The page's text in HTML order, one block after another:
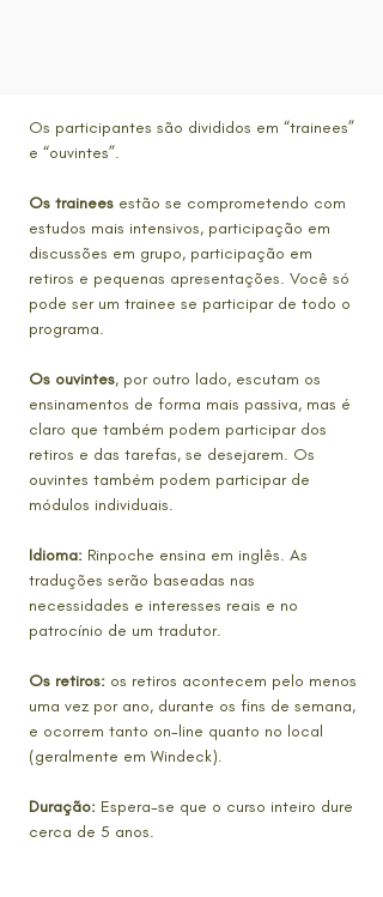
Os participantes são divididos em “trainees”
e “ouvintes”.
Os trainees estão se comprometendo com
estudos mais intensivos, participação em
discussões em grupo, participação em
retiros e pequenas apresentações. Você só
pode ser um trainee se participar de todo o
programa.
Os ouvintes, por outro lado, escutam os
ensinamentos de forma mais passiva, mas é
claro que também podem participar dos
retiros e das tarefas, se desejarem. Os
ouvintes também podem participar de
módulos individuais.
Idioma: Rinpoche ensina em inglês. As
traduções serão baseadas nas
necessidades e interesses reais e no
patrocínio de um tradutor.
Os retiros: os retiros acontecem pelo menos
uma vez por ano, durante os fins de semana,
e ocorrem tanto on-line quanto no local
(geralmente em Windeck).
Duração: Espera-se que o curso inteiro dure
cerca de 5 anos.